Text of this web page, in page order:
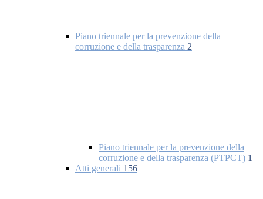
Piano triennale per la prevenzione della
corruzione e della trasparenza 2
Piano triennale per la prevenzione della
corruzione e della trasparenza (PTPCT) 1
Atti generali 156